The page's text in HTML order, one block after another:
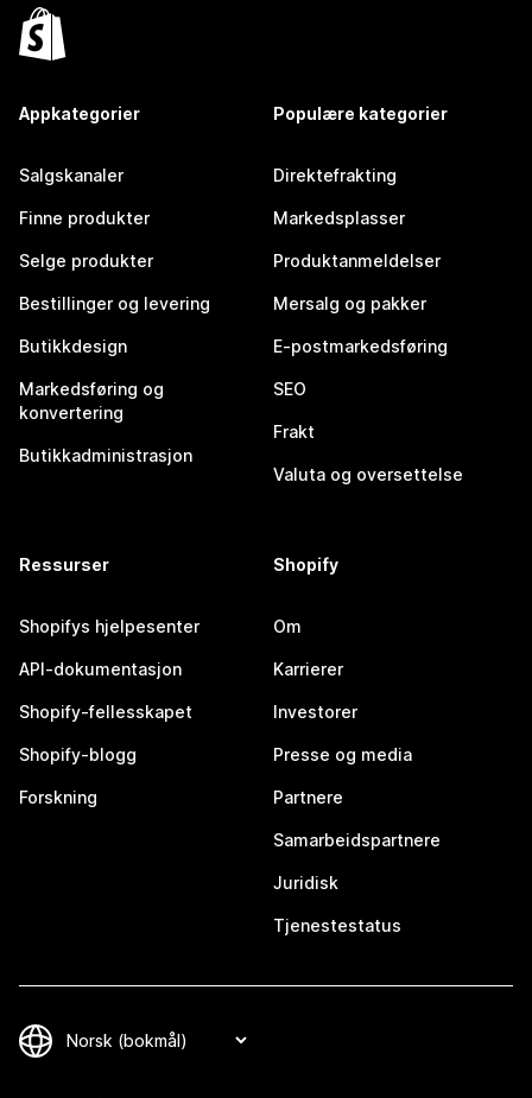
Appkategorier
Salgskanaler
Finne produkter
Selge produkter
Bestillinger og levering
Butikkdesign
Markedsføring og
konvertering
Butikkadministrasjon
Populære kategorier
Direktefrakting
Markedsplasser
Produktanmeldelser
Mersalg og pakker
E-postmarkedsføring
SEO
Frakt
Valuta og oversettelse
Ressurser
Shopifys hjelpesenter
API-dokumentasjon
Shopify-fellesskapet
Shopify-blogg
Forskning
Shopify
Om
Karrierer
Investorer
Presse og media
Partnere
Samarbeidspartnere
Juridisk
Tjenestestatus